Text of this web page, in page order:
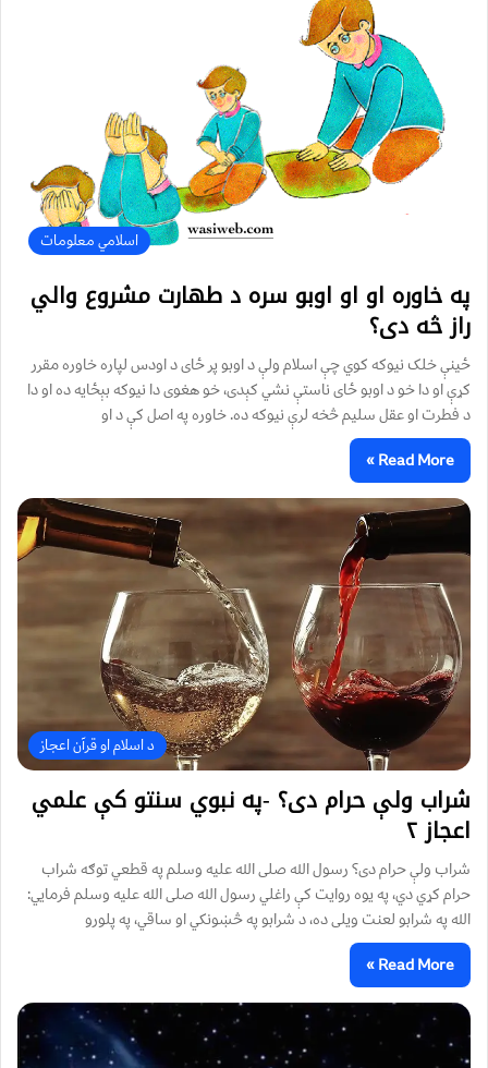
اسلامي معلومات
په خاوره او او اوبو سره د طهارت مشروع والي
راز څه دی؟
ځینې خلک نیوکه کوي چې اسلام ولې د اوبو پر ځای د اودس لپاره خاوره مقرر
کړې او دا خو د اوبو ځای ناستې نشي کېدی، خو هغوی دا نیوکه بېځایه ده او دا
د فطرت او عقل سلیم څخه لرې نیوکه ده. خاوره په اصل کې د او
Read More »
د اسلام او قرآن اعجاز
شراب ولې حرام دی؟ -په نبوي سنتو کې علمي
اعجاز ۲
شراب ولې حرام دی؟ رسول الله صلی الله علیه وسلم په قطعي توګه شراب
حرام کړي دي، په یوه روایت کې راغلي رسول الله صلی الله علیه وسلم فرمایي:
الله په شرابو لعنت ویلی ده، د شرابو په څښونکي او ساقي، په پلورو
Read More »